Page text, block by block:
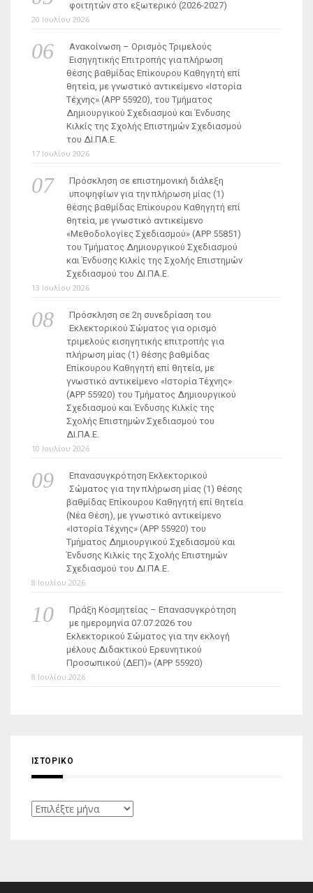
φοιτητών στο εξωτερικό (2026-2027)
20 Ιουλίου 2026
Ανακοίνωση – Ορισμός Τριμελούς
Εισηγητικής Επιτροπής για πλήρωση
θέσης βαθμίδας Επίκουρου Καθηγητή επί
θητεία, με γνωστικό αντικείμενο «Ιστορία
Τέχνης» (ΑΡΡ 55920), του Τμήματος
Δημιουργικού Σχεδιασμού και Ένδυσης
Κιλκίς της Σχολής Επιστημών Σχεδιασμού
του ΔΙ.ΠΑ.Ε.
17 Ιουλίου 2026
Πρόσκληση σε επιστημονική διάλεξη
υποψηφίων για την πλήρωση μίας (1)
θέσης βαθμίδας Επίκουρου Καθηγητή επί
θητεία, με γνωστικό αντικείμενο
«Μεθοδολογίες Σχεδιασμού» (ΑΡΡ 55851)
του Τμήματος Δημιουργικού Σχεδιασμού
και Ένδυσης Κιλκίς της Σχολής Επιστημών
Σχεδιασμού του ΔΙ.ΠΑ.Ε.
13 Ιουλίου 2026
Πρόσκληση σε 2η συνεδρίαση του
Εκλεκτορικού Σώματος για ορισμό
τριμελούς εισηγητικής επιτροπής για
πλήρωση μίας (1) θέσης βαθμίδας
Επίκουρου Καθηγητή επί θητεία, με
γνωστικό αντικείμενο «Ιστορία Τέχνης»
(ΑΡΡ 55920) του Τμήματος Δημιουργικού
Σχεδιασμού και Ένδυσης Κιλκίς της
Σχολής Επιστημών Σχεδιασμού του
ΔΙ.ΠΑ.Ε.
10 Ιουλίου 2026
Επανασυγκρότηση Εκλεκτορικού
Σώματος για την πλήρωση μίας (1) θέσης
βαθμίδας Επίκουρου Καθηγητή επί θητεία
(Νέα Θέση), με γνωστικό αντικείμενο
«Ιστορία Τέχνης» (ΑΡΡ 55920) του
Τμήματος Δημιουργικού Σχεδιασμού και
Ένδυσης Κιλκίς της Σχολής Επιστημών
Σχεδιασμού του ΔΙ.ΠΑ.Ε.
8 Ιουλίου 2026
Πράξη Κοσμητείας – Επανασυγκρότηση
με ημερομηνία 07.07.2026 του
Εκλεκτορικού Σώματος για την εκλογή
μέλους Διδακτικού Ερευνητικού
Προσωπικού (ΔΕΠ)» (APP 55920)
8 Ιουλίου 2026
ΙΣΤΟΡΙΚΌ
Ιστορικό